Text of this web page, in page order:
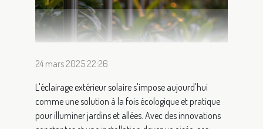
24 mars 2025 22:26
L'éclairage extérieur solaire s'impose aujourd'hui
comme une solution à la fois écologique et pratique
pour illuminer jardins et allées. Avec des innovations